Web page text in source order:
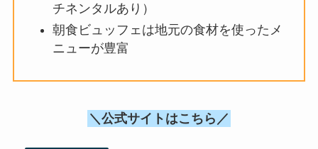
チネンタルあり）
朝食ビュッフェは地元の食材を使ったメ
ニューが豊富
＼公式サイトはこちら／